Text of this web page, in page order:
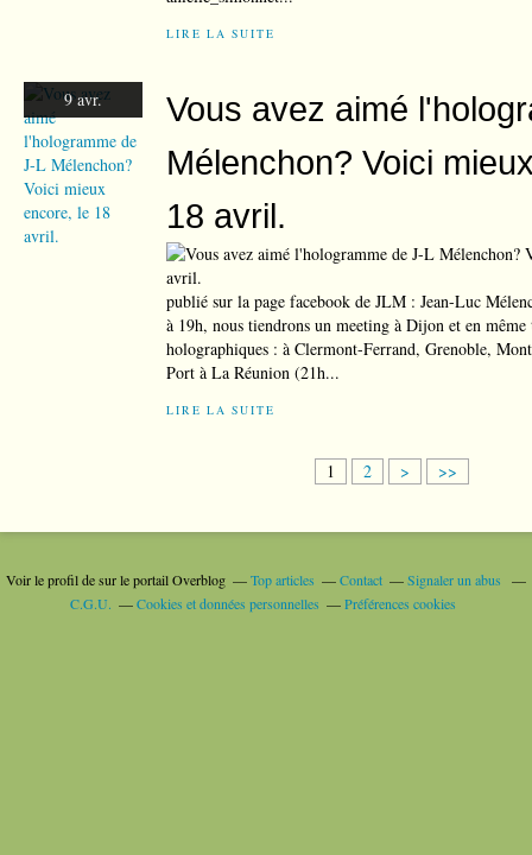
LIRE LA SUITE
9 avr.
Vous avez aimé
Mélenchon? Voici
18 avril.
publié sur la page facebook de JLM : Jean-Luc
à 19h, nous tiendrons un meeting à Dijon et en même
holographiques : à Clermont-Ferrand, Grenoble,
Port à La Réunion (21h...
LIRE LA SUITE
1 2 > >>
Voir le profil desur le portail Overblog Top articles Contact
Signaler un abus
C.G.U.
Cookies et données personnelles Préférences cookies